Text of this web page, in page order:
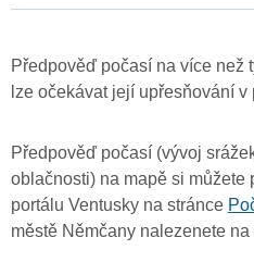
Předpověď počasí na více než
lze očekávat její upřesňování
Předpověď počasí (vývoj
oblačnosti) na mapě si můžete
portálu Ventusky na stránce
městě Němčany nalezenete na